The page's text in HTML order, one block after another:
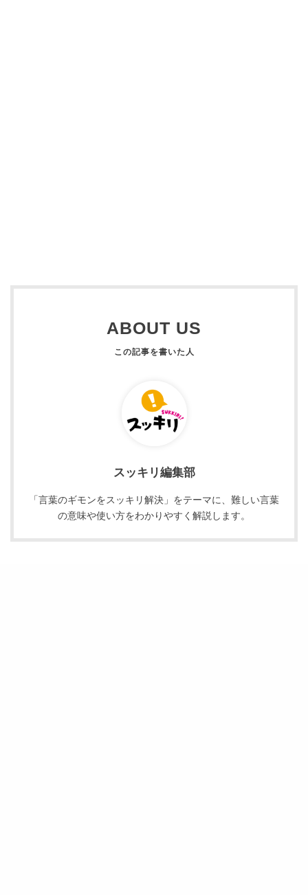
ABOUT US
スッキリ編集部
「言葉のギモンをスッキリ解決」をテーマに、難しい言葉
の意味や使い方をわかりやすく解説します。